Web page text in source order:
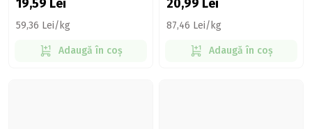
19,59 Lei
59,36 Lei/kg
Adaugă în coș
20,99 Lei
87,46 Lei/kg
Adaugă în coș